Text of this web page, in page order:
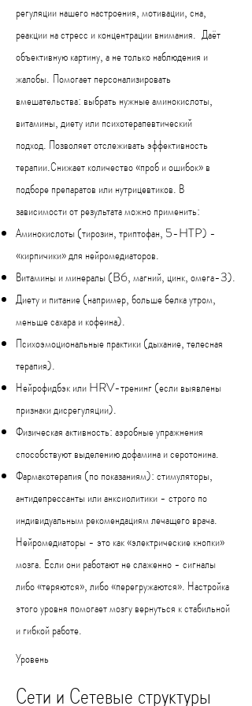
регуляции нашего настроения, мотивации, сна,
реакции на стресс и концентрации внимания. Даёт
объективную картину, а не только наблюдения и
жалобы. Помогает персонализировать
вмешательства: выбрать нужные аминокислоты,
витамины, диету или психотерапевтический
подход. Позволяет отслеживать эффективность
терапии.Снижает количество «проб и ошибок» в
подборе препаратов или нутрицевтиков. В
зависимости от результата можно применить:
Аминокислоты (тирозин, триптофан, 5-HTP) -
«кирпичики» для нейромедиаторов.
Витамины и минералы (B6, магний, цинк, омега-3).
Диету и питание (например, больше белка утром,
меньше сахара и кофеина).
Психоэмоциональные практики (дыхание, телесная
терапия).
Нейрофидбэк или HRV-тренинг (если выявлены
признаки дисрегуляции).
Физическая активность: аэробные упражнения
способствуют выделению дофамина и серотонина.
Фармакотерапия (по показаниям): стимуляторы,
антидепрессанты или анксиолитики - строго по
индивидуальным рекомендациям лечащего врача.
Нейромедиаторы - это как «электрические кнопки»
мозга. Если они работают не слаженно - сигналы
либо «теряются», либо «перегружаются». Настройка
этого уровня помогает мозгу вернуться к стабильной
и гибкой работе.
Уровень
Сети и Сетевые структуры